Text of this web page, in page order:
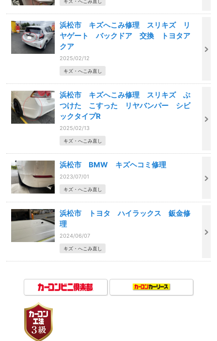
浜松市 キズへこみ修理 スリキズ リ
ヤゲート バックドア 交換 トヨタア
クア
2025/02/12
キズ・へこみ直し
浜松市 キズへこみ修理 スリキズ ぶ
つけた こすった リヤバンパー シビ
ックタイプR
2025/02/13
キズ・へこみ直し
浜松市 BMW キズヘコミ修理
2023/07/01
キズ・へこみ直し
浜松市 トヨタ ハイラックス 鈑金修
理
2024/06/07
キズ・へこみ直し